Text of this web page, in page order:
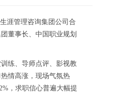
涯管理咨询集团公司合
董事长、中国职业规划
练、导师点评、影视教
情高涨，现场气氛热
，求职信心普遍大幅提